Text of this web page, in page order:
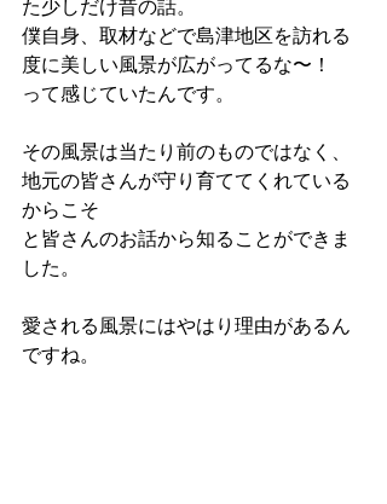
た少しだけ昔の話。
僕自身、取材などで島津地区を訪れる
度に美しい風景が広がってるな〜！
って感じていたんです。
その風景は当たり前のものではなく、
地元の皆さんが守り育ててくれている
からこそ
と皆さんのお話から知ることができま
した。
愛される風景にはやはり理由があるん
ですね。